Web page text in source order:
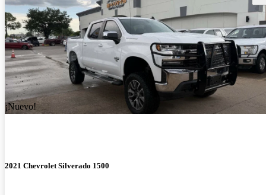
¡Nuevo!
2021 Chevrolet Silverado 1500